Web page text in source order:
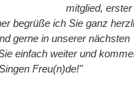
mitglied, erster
begrüße ich Sie ganz
gerne in unserer nächsten
einfach weiter und
Freu(n)de!"